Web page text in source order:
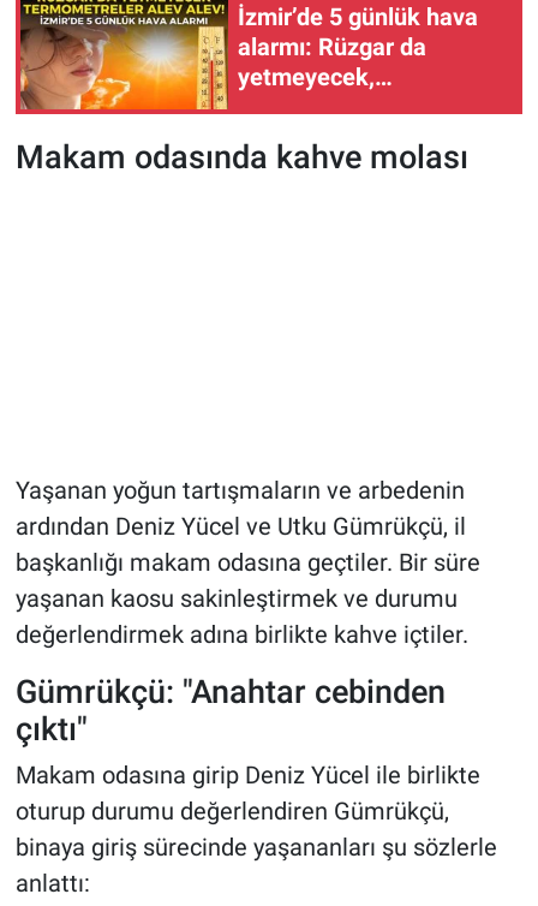
İzmir’de 5 günlük hava
alarmı: Rüzgar da
yetmeyecek,
termometreler alev alev!
(8-12 Ağustos 2026)
Makam odasında kahve molası
Yaşanan yoğun tartışmaların ve arbedenin
ardından Deniz Yücel ve Utku Gümrükçü, il
başkanlığı makam odasına geçtiler. Bir süre
yaşanan kaosu sakinleştirmek ve durumu
değerlendirmek adına birlikte kahve içtiler.
Gümrükçü: "Anahtar cebinden
çıktı"
Makam odasına girip Deniz Yücel ile birlikte
oturup durumu değerlendiren Gümrükçü,
binaya giriş sürecinde yaşananları şu sözlerle
anlattı: